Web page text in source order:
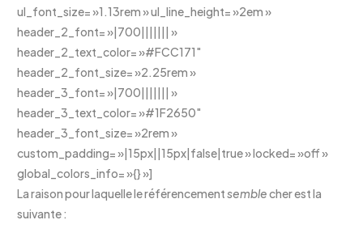
ul_font_size= »1.13rem » ul_line_height= »2em »
header_2_font= »|700||||||| »
header_2_text_color= »#FCC171″
header_2_font_size= »2.25rem »
header_3_font= »|700||||||| »
header_3_text_color= »#1F2650″
header_3_font_size= »2rem »
custom_padding= »|15px||15px|false|true » locked= »off »
global_colors_info= »{} »]
La raison pour laquelle le référencementsemblecher est la
suivante :